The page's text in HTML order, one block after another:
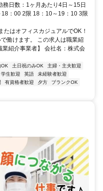
日数：1ヶ月あたり4日～15日
：00 2限 18：10～19：10 3限
はオフィスカジュアルでOK！
働けます。 この求人は職業紹
紹介事業者】 会社名：株式会
OK 土日祝のみOK
主婦・主夫歓迎
学生歓迎 英語
未経験者歓迎
有資格者歓迎 夕方
ブランクOK